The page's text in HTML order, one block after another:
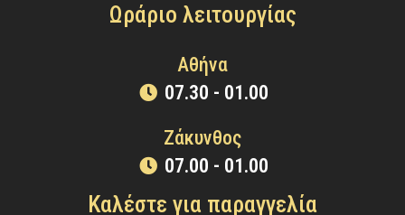
Ωράριο λειτουργίας
Αθήνα
07.30 - 01.00
Ζάκυνθος
07.00 - 01.00
Καλέστε για παραγγελία